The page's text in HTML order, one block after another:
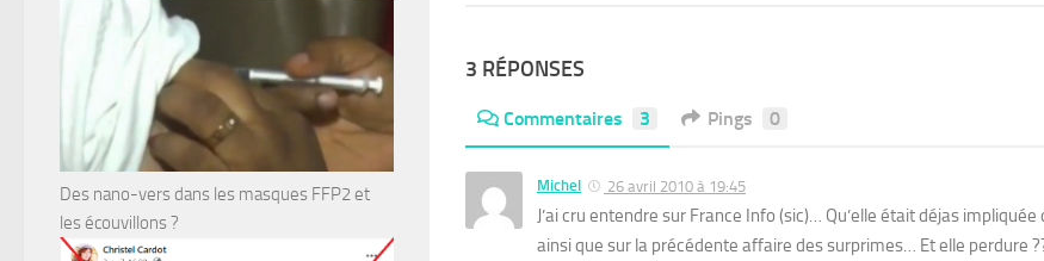
3 RÉPONSES
Commentaires 3 Pings 0
Michel 26 avril 2010 à 19:45
J’ai cru entendre sur France Info (sic)… Qu’elle était déjas
ainsi que sur la précédente affaire des surprimes… Et elle perdure
Des nano-vers dans les masques FFP2 et
les écouvillons ?